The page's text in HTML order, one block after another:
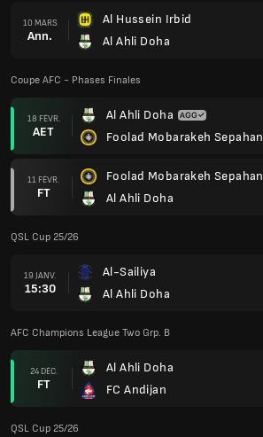
10 MARS
Ann.
Al Hussein Irbid
Al Ahli Doha
Coupe AFC - Phases Finales
18 FÉVR.
AET
Al Ahli Doha
Foolad Mobarakeh Sepahan
11 FÉVR.
FT
Foolad Mobarakeh Sepahan
Al Ahli Doha
QSL Cup 25/26
19 JANV.
15:30
Al-Sailiya
Al Ahli Doha
AFC Champions League Two Grp. B
24 DÉC.
FT
Al Ahli Doha
FC Andijan
QSL Cup 25/26